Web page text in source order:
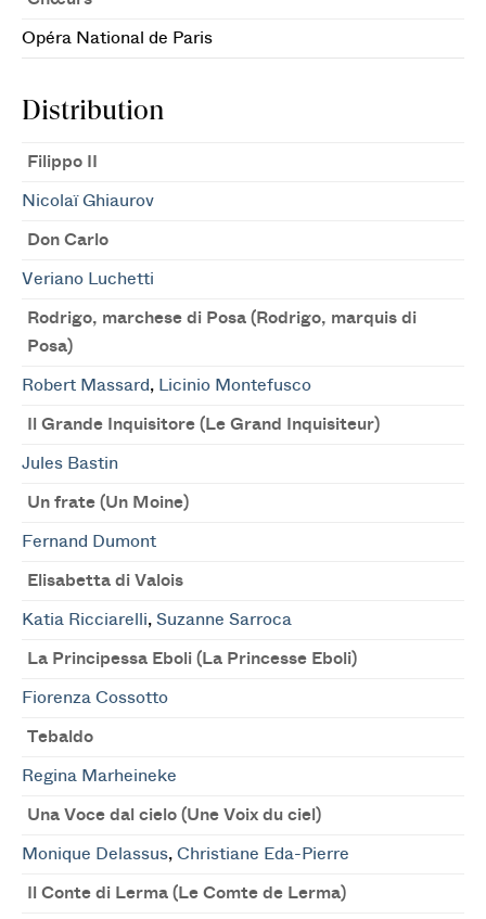
Opéra National de Paris
Distribution
Filippo II
Nicolaï Ghiaurov
Don Carlo
Veriano Luchetti
Rodrigo, marchese di Posa (Rodrigo, marquis di
Posa)
Robert Massard, Licinio Montefusco
Il Grande Inquisitore (Le Grand Inquisiteur)
Jules Bastin
Un frate (Un Moine)
Fernand Dumont
Elisabetta di Valois
Katia Ricciarelli, Suzanne Sarroca
La Principessa Eboli (La Princesse Eboli)
Fiorenza Cossotto
Tebaldo
Regina Marheineke
Una Voce dal cielo (Une Voix du ciel)
Monique Delassus, Christiane Eda-Pierre
Il Conte di Lerma (Le Comte de Lerma)